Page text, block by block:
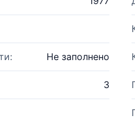
Не заполнено
3